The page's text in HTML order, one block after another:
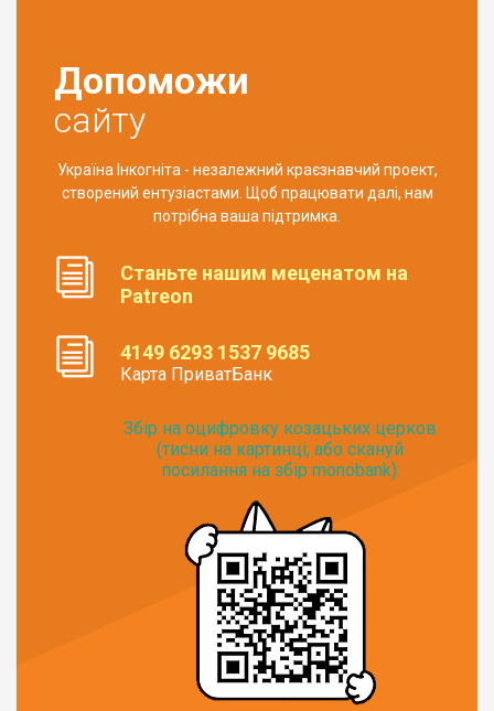
Допоможи
сайту
Україна Інкогніта - незалежний краєзнавчий проект,
створений ентузіастами. Щоб працювати далі, нам
потрібна ваша підтримка.
Станьте нашим меценатом на
Patreon
4149 6293 1537 9685
Карта ПриватБанк
Збір на оцифровку козацьких церков
(тисни на картинці, або скануй
посилання на збір monobank):